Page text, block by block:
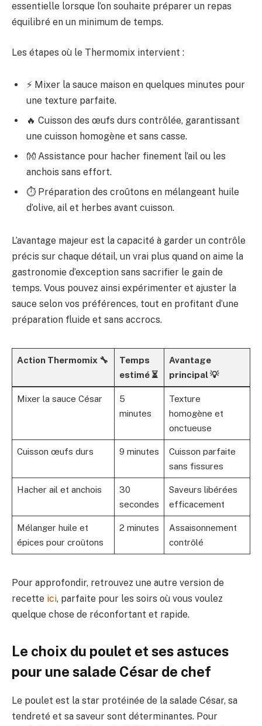
essentielle lorsque l’on souhaite préparer un repas
équilibré en un minimum de temps.
Les étapes où le Thermomix intervient :
⚡ Mixer la sauce maison en quelques minutes pour
une texture parfaite.
🔥 Cuisson des œufs durs contrôlée, garantissant
une cuisson homogène et sans casse.
👐 Assistance pour hacher finement l’ail ou les
anchois sans effort.
⏱ Préparation des croûtons en mélangeant huile
d’olive, ail et herbes avant cuisson.
L’avantage majeur est la capacité à garder un contrôle
précis sur chaque détail, un vrai plus quand on aime la
gastronomie d’exception sans sacrifier le gain de
temps. Vous pouvez ainsi expérimenter et ajuster la
sauce selon vos préférences, tout en profitant d’une
préparation fluide et sans accrocs.
Action Thermomix 🔧
Temps
estimé ⏳
Avantage
principal 💡
Mixer la sauce César
5
minutes
Texture
homogène et
onctueuse
Cuisson œufs durs 9 minutes
Cuisson parfaite
sans fissures
Hacher ail et anchois
30
secondes
Saveurs libérées
efficacement
Mélanger huile et
épices pour croûtons
2 minutes
Assaisonnement
contrôlé
Pour approfondir, retrouvez une autre version de
recette ici, parfaite pour les soirs où vous voulez
quelque chose de réconfortant et rapide.
Le choix du poulet et ses astuces
pour une salade César de chef
Le poulet est la star protéinée de la salade César, sa
tendreté et sa saveur sont déterminantes. Pour